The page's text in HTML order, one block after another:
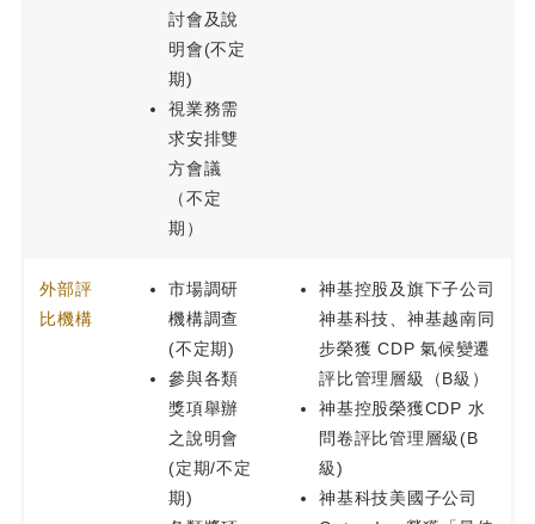
討會及說
明會(不定
期)
視業務需
求安排雙
方會議
（不定
期）
外部評
比機構
市場調研
機構調查
(不定期)
參與各類
獎項舉辦
之說明會
(定期/不定
期)
神基控股及旗下子公司
神基科技、神基越南同
步榮獲 CDP 氣候變遷
評比管理層級（B級）
神基控股榮獲CDP 水
問卷評比管理層級(B
級)
神基科技美國子公司